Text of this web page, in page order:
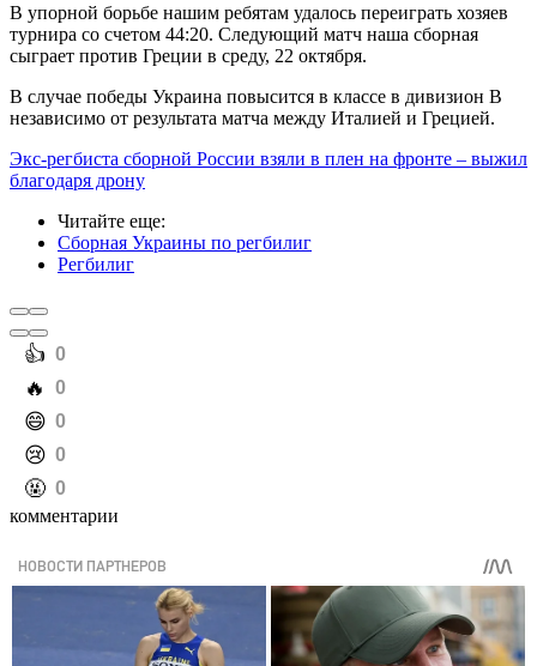
В упорной борьбе нашим ребятам удалось переиграть хозяев
турнира со счетом 44:20. Следующий матч наша сборная
сыграет против Греции в среду, 22 октября.
В случае победы Украина повысится в классе в дивизион В
независимо от результата матча между Италией и Грецией.
Экс-регбиста сборной России взяли в плен на фронте – выжил
благодаря дрону
Читайте еще:
Сборная Украины по регбилиг
Регбилиг
️👍 0
️🔥 0
️😄 0
️😢 0
️🤬 0
комментарии